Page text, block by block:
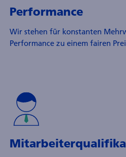
Performance
Wir stehen für konstanten
Performance zu einem fairen